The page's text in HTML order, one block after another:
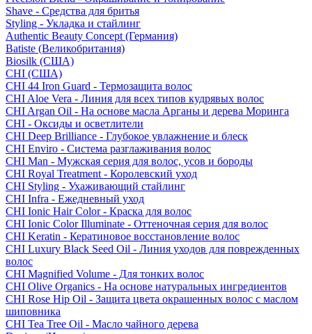
Shave - Средства для бритья
Styling - Укладка и стайлинг
Authentic Beauty Concept (Германия)
Batiste (Великобритания)
Biosilk (США)
CHI (США)
CHI 44 Iron Guard - Термозащита волос
CHI Aloe Vera - Линия для всех типов кудрявых волос
CHI Argan Oil - На основе масла Арганы и дерева Моринга
CHI - Оксиды и осветлители
CHI Deep Brilliance - Глубокое увлажнение и блеск
CHI Enviro - Система разглаживания волос
CHI Man - Мужская серия для волос, усов и бороды
CHI Royal Treatment - Королевский уход
CHI Styling - Ухаживающий стайлинг
CHI Infra - Ежедневный уход
CHI Ionic Hair Color - Краска для волос
CHI Ionic Color Illuminate - Оттеночная серия для волос
CHI Keratin - Кератиновое восстановление волос
CHI Luxury Black Seed Oil - Линия уходов для поврежденных
волос
CHI Magnified Volume - Для тонких волос
CHI Olive Organics - На основе натуральных ингредиентов
CHI Rose Hip Oil - Защита цвета окрашенных волос с маслом
шиповника
CHI Tea Tree Oil - Масло чайного дерева